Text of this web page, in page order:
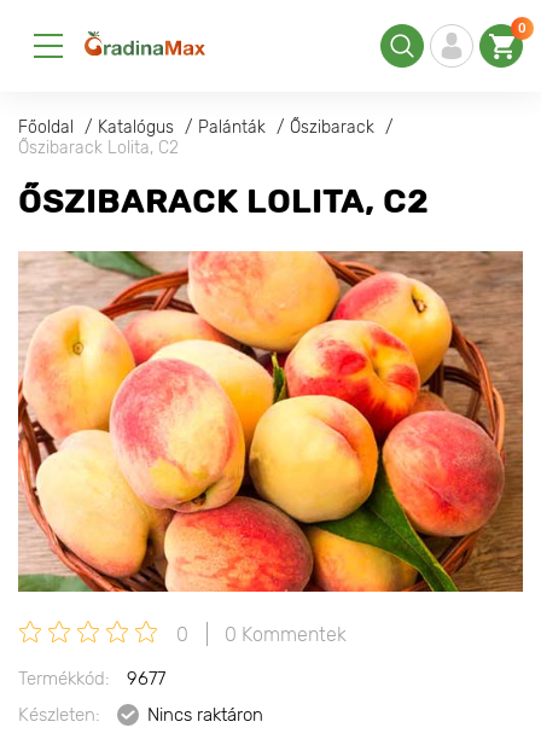
0
Főoldal Katalógus Palánták
Őszibarack
Őszibarack Lolita, C2
ŐSZIBARACK LOLITA, C2
0 0 Kommentek
Termékkód:
9677
Készleten:
Nincs raktáron